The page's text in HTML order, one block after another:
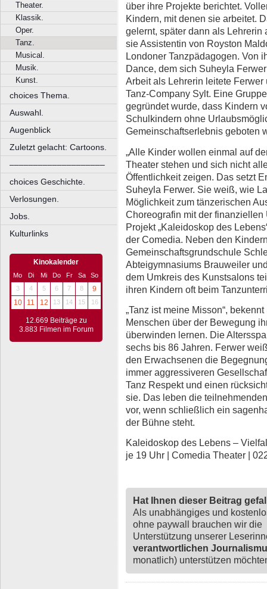
Theater.
Klassik.
Oper.
Tanz.
Musical.
Musik.
Kunst.
choices Thema.
Auswahl.
Augenblick
Zuletzt gelacht: Cartoons.
––––––––––––––––––––
choices Geschichte.
Verlosungen.
Jobs.
Kulturlinks
Kinokalender
Mo Di Mi Do Fr Sa
So
3
4 5 6 7 8
9
10
11 12 13 14 15 16
12.669 Beiträge zu
3.883 Filmen im Forum
über ihre Projekte berichtet.
Kindern, mit denen sie arbeitet.
gelernt, später dann als
sie Assistentin von Royston
Londoner Tanzpädagogen. Von
Dance, dem sich Suheyla
Arbeit als Lehrerin leitete
Tanz-Company Sylt. Eine
gegründet wurde, dass Kindern
Schulkindern ohne
Gemeinschaftserlebnis geboten
„Alle Kinder wollen einmal auf
Theater stehen und sich nicht
Öffentlichkeit zeigen. Das setzt
Suheyla Ferwer. Sie weiß, wie
Möglichkeit zum tänzerischen
Choreografin mit der
Projekt „Kaleidoskop des
der Comedia. Neben den
Gemeinschaftsgrundschule
Abteigymnasiums Brauweiler
dem Umkreis des Kunstsalons
ihren Kindern oft beim
„Tanz ist meine Misson“,
Menschen über der Bewegung
überwinden lernen. Die
sechs bis 86 Jahren. Ferwer
den Erwachsenen die
immer aggressiveren
Tanz Respekt und einen
sie. Das leben die
vor, wenn schließlich ein
der Bühne steht.
Kaleidoskop des Lebens –
je 19 Uhr | Comedia Theater |
Hat Ihnen dieser Beitrag
Als unabhängiges und
ohne paywall brauchen wir die
Unterstützung unserer
verantwortlichen
monatlich) unterstützen